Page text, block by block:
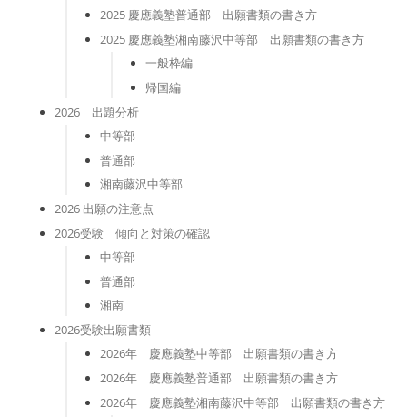
2025 慶應義塾普通部 出願書類の書き方
2025 慶應義塾湘南藤沢中等部 出願書類の書き方
一般枠編
帰国編
2026 出題分析
中等部
普通部
湘南藤沢中等部
2026 出願の注意点
2026受験 傾向と対策の確認
中等部
普通部
湘南
2026受験出願書類
2026年 慶應義塾中等部 出願書類の書き方
2026年 慶應義塾普通部 出願書類の書き方
2026年 慶應義塾湘南藤沢中等部 出願書類の書き方